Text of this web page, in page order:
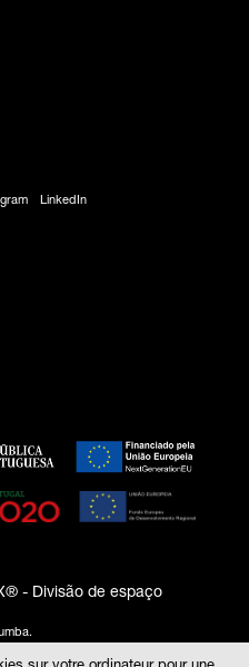
- Divisão de espaço
.
LinkedIn